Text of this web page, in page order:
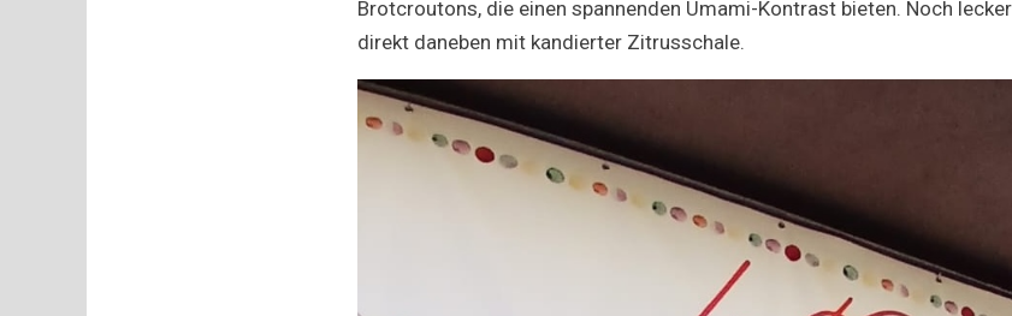
Brotcroutons, die einen spannenden Umami-Kontrast bieten. Noch
direkt daneben mit kandierter Zitrusschale.